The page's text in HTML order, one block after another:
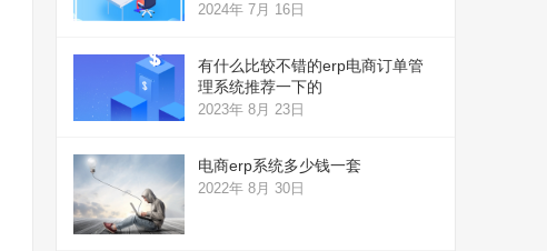
2024年 7月 16日
有什么比较不错的erp电商订单管
理系统推荐一下的
2023年 8月 23日
电商erp系统多少钱一套
2022年 8月 30日